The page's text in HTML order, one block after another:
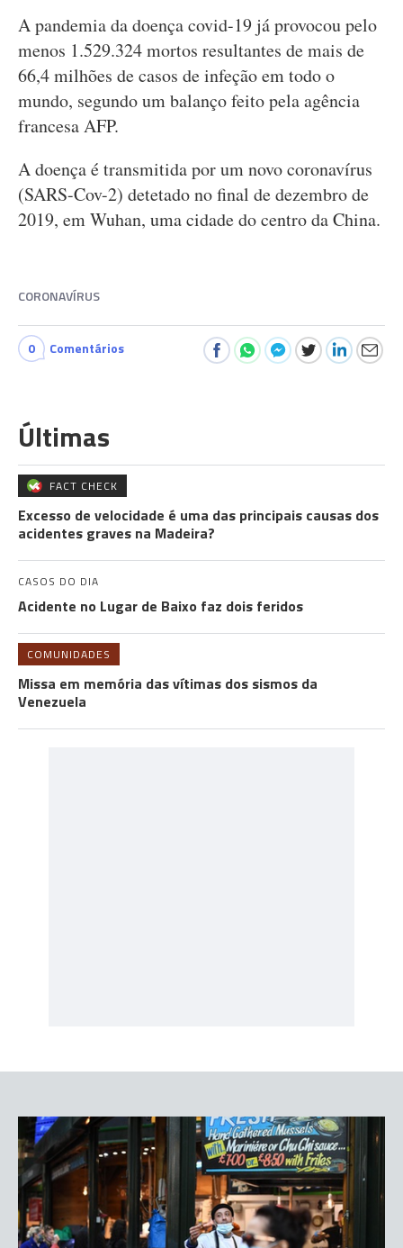
A pandemia da doença covid-19 já provocou pelo
menos 1.529.324 mortos resultantes de mais de
66,4 milhões de casos de infeção em todo o
mundo, segundo um balanço feito pela agência
francesa AFP.
A doença é transmitida por um novo coronavírus
(SARS-Cov-2) detetado no final de dezembro de
2019, em Wuhan, uma cidade do centro da China.
CORONAVÍRUS
0 Comentários
Últimas
FACT CHECK
Excesso de velocidade é uma das principais causas dos
acidentes graves na Madeira?
CASOS DO DIA
Acidente no Lugar de Baixo faz dois feridos
COMUNIDADES
Missa em memória das vítimas dos sismos da
Venezuela